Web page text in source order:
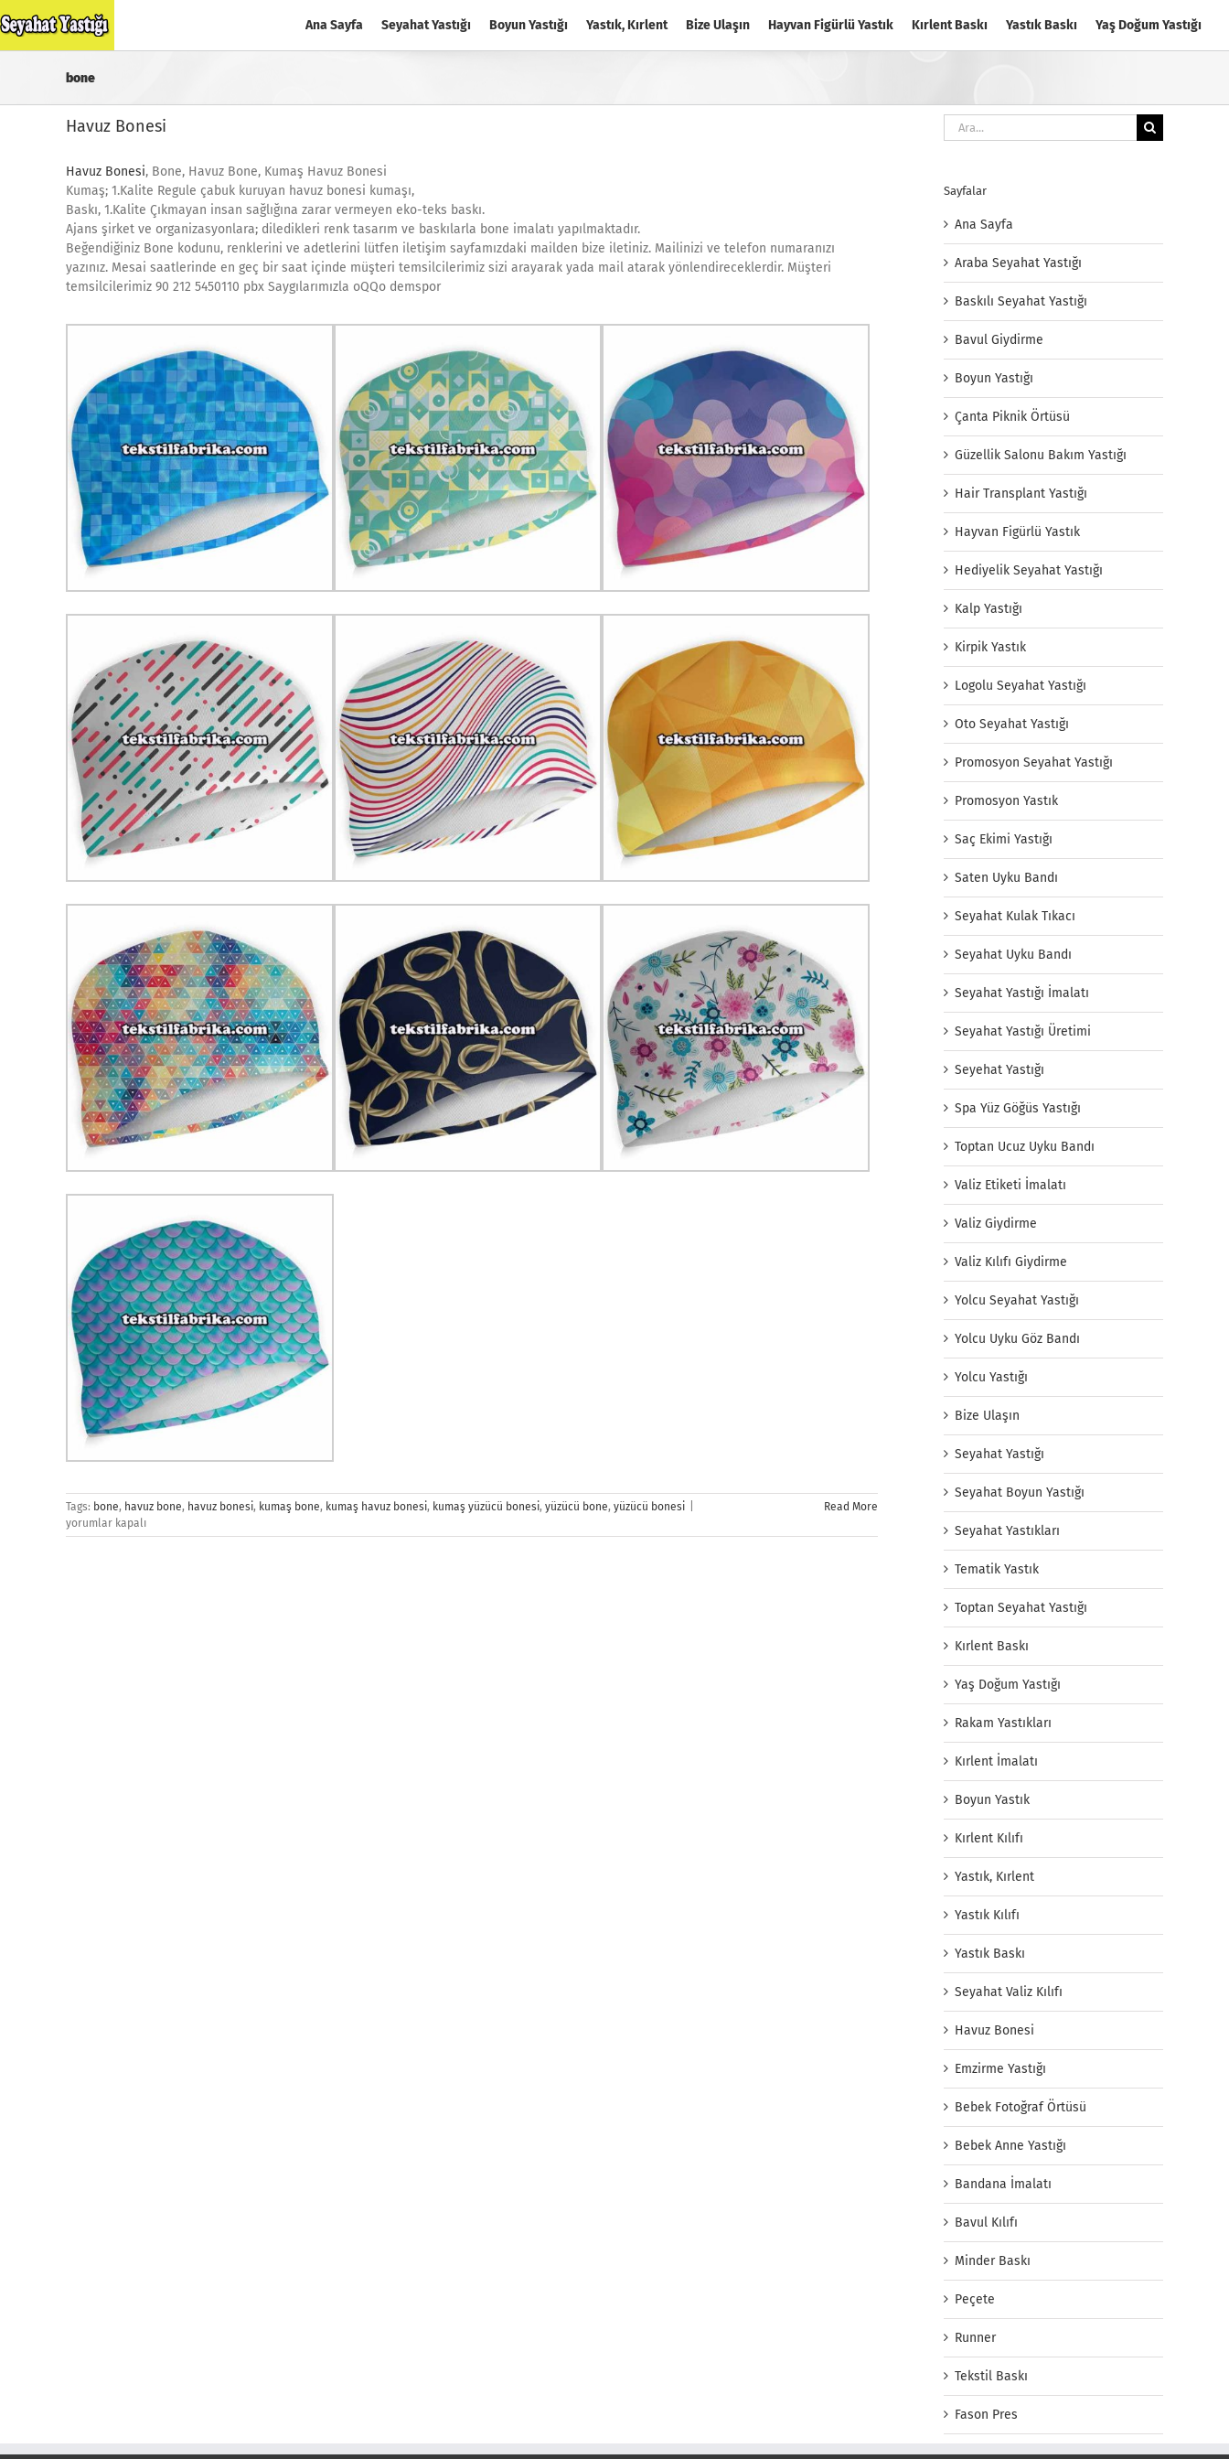
to
content
Ana Sayfa Seyahat Yastığı Boyun Yastığı Yastık, Kırlent Bize Ulaşın Hayvan Figürlü Yastık Kırlent Baskı Yastık Baskı Yaş Doğum Yastığı
bone
Havuz Bonesi
Havuz Bonesi, Bone, Havuz Bone, Kumaş Havuz Bonesi
Kumaş; 1.Kalite Regule çabuk kuruyan havuz bonesi kumaşı,
Baskı, 1.Kalite Çıkmayan insan sağlığına zarar vermeyen eko-teks baskı.
Ajans şirket ve organizasyonlara; diledikleri renk tasarım ve baskılarla bone imalatı yapılmaktadır.
Beğendiğiniz Bone kodunu, renklerini ve adetlerini lütfen iletişim sayfamızdaki mailden bize iletiniz. Mailinizi ve telefon numaranızı
yazınız. Mesai saatlerinde en geç bir saat içinde müşteri temsilcilerimiz sizi arayarak yada mail atarak yönlendireceklerdir. Müşteri
temsilcilerimiz 90 212 5450110 pbx Saygılarımızla oQQo demspor
Tags: bone, havuz bone, havuz bonesi, kumaş bone, kumaş havuz bonesi, kumaş yüzücü bonesi, yüzücü bone, yüzücü bonesi
için
yorumlar kapalı
Read More
Ara:
Sayfalar
Ana Sayfa
Araba Seyahat Yastığı
Baskılı Seyahat Yastığı
Bavul Giydirme
Boyun Yastığı
Çanta Piknik Örtüsü
Güzellik Salonu Bakım Yastığı
Hair Transplant Yastığı
Hayvan Figürlü Yastık
Hediyelik Seyahat Yastığı
Kalp Yastığı
Kirpik Yastık
Logolu Seyahat Yastığı
Oto Seyahat Yastığı
Promosyon Seyahat Yastığı
Promosyon Yastık
Saç Ekimi Yastığı
Saten Uyku Bandı
Seyahat Kulak Tıkacı
Seyahat Uyku Bandı
Seyahat Yastığı İmalatı
Seyahat Yastığı Üretimi
Seyehat Yastığı
Spa Yüz Göğüs Yastığı
Toptan Ucuz Uyku Bandı
Valiz Etiketi İmalatı
Valiz Giydirme
Valiz Kılıfı Giydirme
Yolcu Seyahat Yastığı
Yolcu Uyku Göz Bandı
Yolcu Yastığı
Bize Ulaşın
Seyahat Yastığı
Seyahat Boyun Yastığı
Seyahat Yastıkları
Tematik Yastık
Toptan Seyahat Yastığı
Kırlent Baskı
Yaş Doğum Yastığı
Rakam Yastıkları
Kırlent İmalatı
Boyun Yastık
Kırlent Kılıfı
Yastık, Kırlent
Yastık Kılıfı
Yastık Baskı
Seyahat Valiz Kılıfı
Havuz Bonesi
Emzirme Yastığı
Bebek Fotoğraf Örtüsü
Bebek Anne Yastığı
Bandana İmalatı
Bavul Kılıfı
Minder Baskı
Peçete
Runner
Tekstil Baskı
Fason Pres